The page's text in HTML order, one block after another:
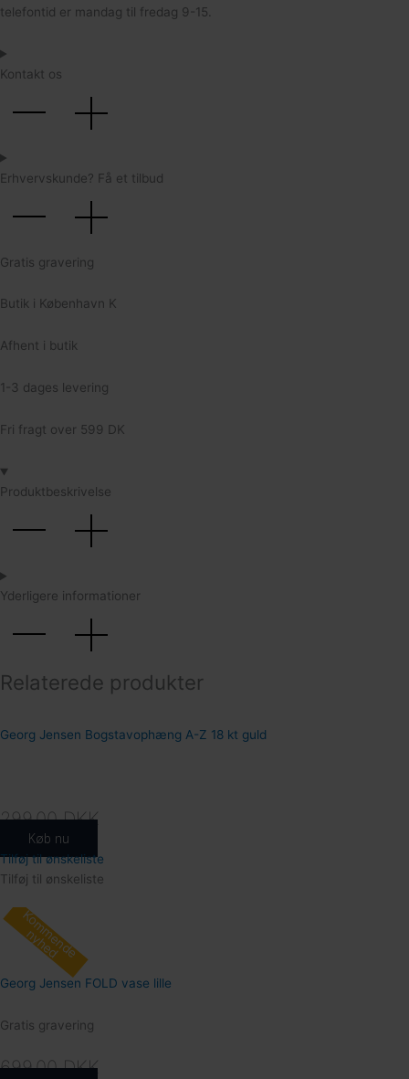
174
184
152
telefontid er mandag til fredag 9-15.
Kontakt os
Erhvervskunde? Få et tilbud
Gratis gravering
Butik i København K
Afhent i butik
1-3 dages levering
Fri fragt over 599 DK
Produktbeskrivelse
Yderligere informationer
Relaterede produkter
Georg Jensen Bogstavophæng A-Z 18 kt guld
299.00DKK
Køb nu
Tilføj til ønskeliste
Tilføj til ønskeliste
Kommende
nyhed
Georg Jensen FOLD vase lille
Gratis gravering
699.00DKK